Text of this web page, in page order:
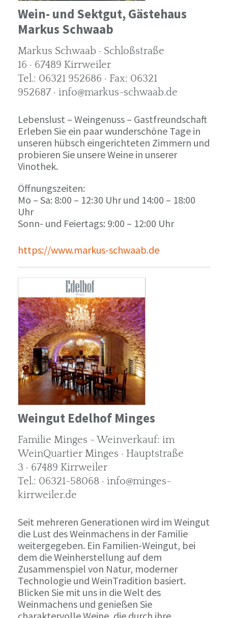
Wein- und Sektgut, Gästehaus
Markus Schwaab
Markus Schwaab · Schloßstraße
16 · 67489 Kirrweiler
Tel.: 06321 952686 · Fax: 06321
952687 · info@markus-schwaab.de
Lebenslust – Weingenuss – Gastfreundschaft
Erleben Sie ein paar wunderschöne Tage in
unseren hübsch eingerichteten Zimmern und
probieren Sie unsere Weine in unserer
Vinothek.
Öffnungszeiten:
Mo – Sa: 8:00 – 12:30 Uhr und 14:00 – 18:00
Uhr
Sonn- und Feiertags: 9:00 – 12:00 Uhr
https://www.markus-schwaab.de
Weingut Edelhof Minges
Familie Minges - Weinverkauf: im
WeinQuartier Minges · Hauptstraße
3 · 67489 Kirrweiler
Tel.: 06321-58068 · info@minges-
kirrweiler.de
Seit mehreren Generationen wird im Weingut
die Lust des Weinmachens in der Familie
weitergegeben. Ein Familien-Weingut, bei
dem die Weinherstellung auf dem
Zusammenspiel von Natur, moderner
Technologie und WeinTradition basiert.
Blicken Sie mit uns in die Welt des
Weinmachens und genießen Sie